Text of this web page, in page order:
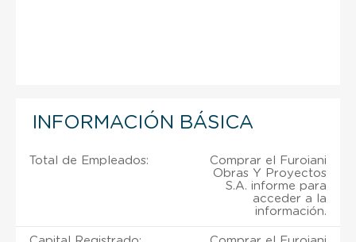
INFORMACIÓN BÁSICA
Total de Empleados:
Comprar el Furoiani
Obras Y Proyectos
S.A. informe para
acceder a la
información.